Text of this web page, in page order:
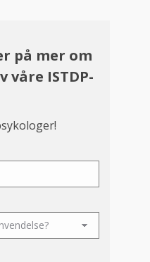
på mer om
våre ISTDP-